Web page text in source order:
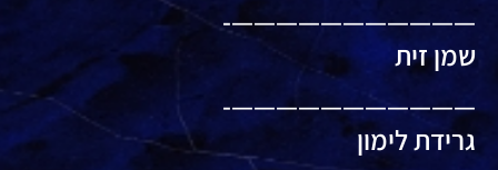
———————————-
שמן זית
———————————-
גרידת לימון